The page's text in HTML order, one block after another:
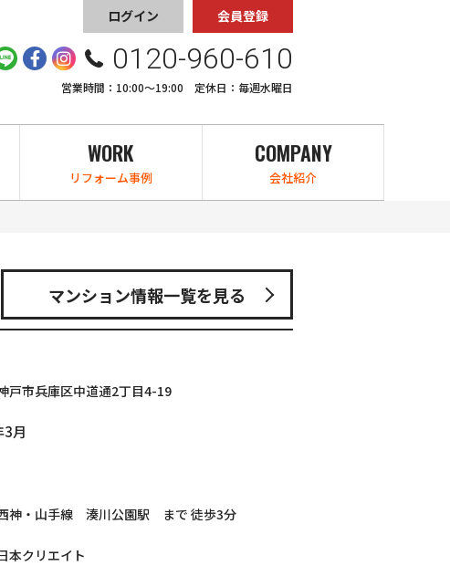
ログイン 会員登録
0120-960-610
営業時間：10:00〜19:00 定休日：毎週水曜日
WORK
リフォーム事例
COMPANY
会社紹介
マンション情報一覧を見る
戸市兵庫区中道通2丁目4-19
月
神・山手線 湊川公園駅 まで 徒歩3分
本クリエイト